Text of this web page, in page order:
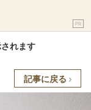
PR
れます
記事に戻る